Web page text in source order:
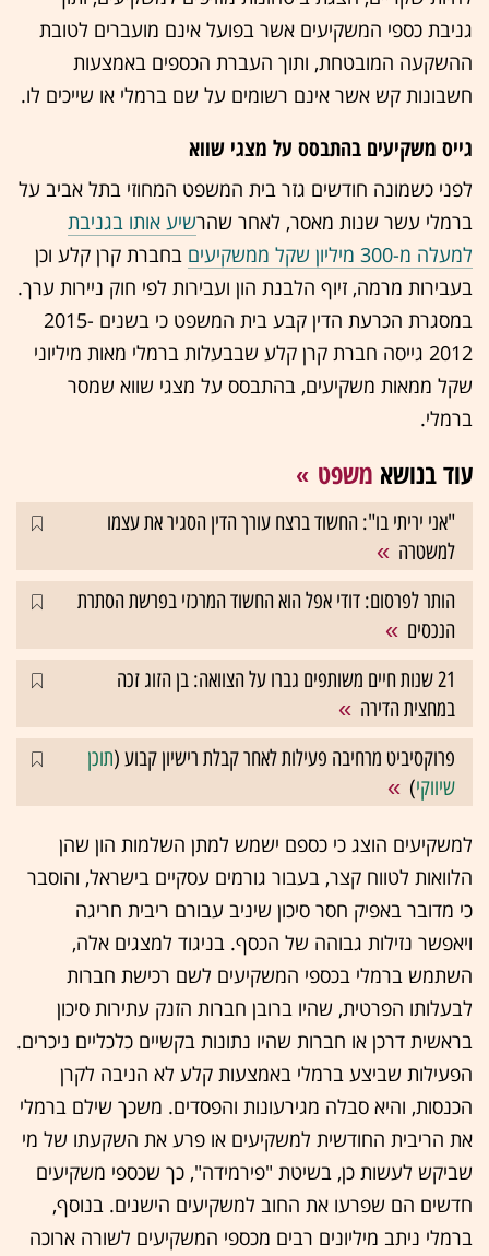
גניבת כספי המשקיעים אשר בפועל אינם מועברים לטובת
ההשקעה המובטחת, ותוך העברת הכספים באמצעות
חשבונות קש אשר אינם רשומים על שם ברמלי או שייכים לו.
גייס משקיעים בהתבסס על מצגי שווא
לפני כשמונה חודשים גזר בית המשפט המחוזי בתל אביב על
ברמלי עשר שנות מאסר, לאחר שהרשיע אותו בגניבת
למעלה מ-300 מיליון שקל ממשקיעים
בחברת קרן קלע וכן
בעבירות מרמה, זיוף הלבנת הון ועבירות לפי חוק ניירות ערך.
במסגרת הכרעת הדין קבע בית המשפט כי בשנים 2015-
2012 גייסה חברת קרן קלע שבבעלות ברמלי מאות מיליוני
שקל ממאות משקיעים, בהתבסס על מצגי שווא שמסר
ברמלי.
עוד בנושא משפט
"אני יריתי בו": החשוד ברצח עורך הדין הסגיר את עצמו
למשטרה
הותר לפרסום: דודי אפל הוא החשוד המרכזי בפרשת הסתרת
הנכסים
21 שנות חיים משותפים גברו על הצוואה: בן הזוג זכה
במחצית הדירה
פרוקסיביט מרחיבה פעילות לאחר קבלת רישיון קבוע (תוכן
שיווקי)
למשקיעים הוצג כי כספם ישמש למתן השלמות הון שהן
הלוואות לטווח קצר, בעבור גורמים עסקיים בישראל, והוסבר
כי מדובר באפיק חסר סיכון שיניב עבורם ריבית חריגה
ויאפשר נזילות גבוהה של הכסף. בניגוד למצגים אלה,
השתמש ברמלי בכספי המשקיעים לשם רכישת חברות
לבעלותו הפרטית, שהיו ברובן חברות הזנק עתירות סיכון
בראשית דרכן או חברות שהיו נתונות בקשיים כלכליים ניכרים.
הפעילות שביצע ברמלי באמצעות קלע לא הניבה לקרן
הכנסות, והיא סבלה מגירעונות והפסדים. משכך שילם ברמלי
את הריבית החודשית למשקיעים או פרע את השקעתו של מי
שביקש לעשות כן, בשיטת "פירמידה", כך שכספי משקיעים
חדשים הם שפרעו את החוב למשקיעים הישנים. בנוסף,
ברמלי ניתב מיליונים רבים מכספי המשקיעים לשורה ארוכה